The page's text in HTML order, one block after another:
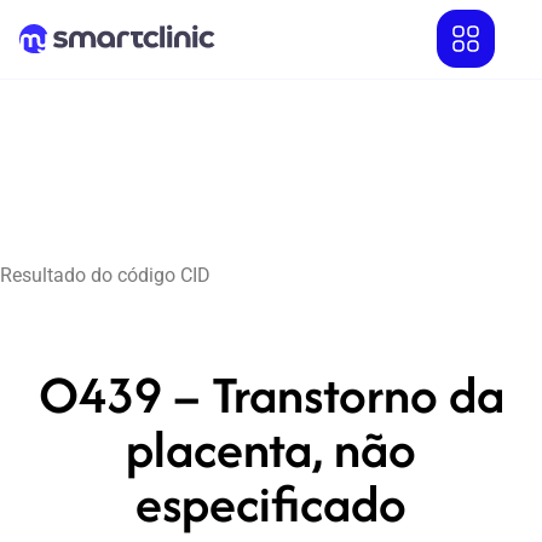
Resultado do código CID
O439 – Transtorno da
placenta, não
especificado